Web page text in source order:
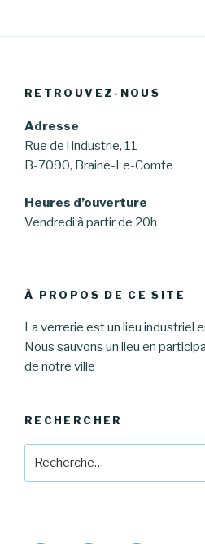
RETROUVEZ-NOUS
Adresse
Rue de l industrie, 11
B-7090, Braine-Le-Comte
Heures d’ouverture
Vendredi à partir de 20h
À PROPOS DE CE SITE
La verrerie est un lieu industriel
Nous sauvons un lieu en
de notre ville
RECHERCHER